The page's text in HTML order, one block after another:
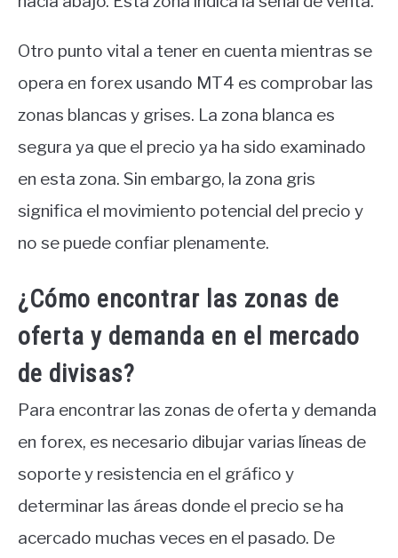
Otro punto vital a tener en cuenta mientras se
opera en forex usando MT4 es comprobar las
zonas blancas y grises. La zona blanca es
segura ya que el precio ya ha sido examinado
en esta zona. Sin embargo, la zona gris
significa el movimiento potencial del precio y
no se puede confiar plenamente.
¿Cómo encontrar las zonas de
oferta y demanda en el mercado
de divisas?
Para encontrar las zonas de oferta y demanda
en forex, es necesario dibujar varias líneas de
soporte y resistencia en el gráfico y
determinar las áreas donde el precio se ha
acercado muchas veces en el pasado. De